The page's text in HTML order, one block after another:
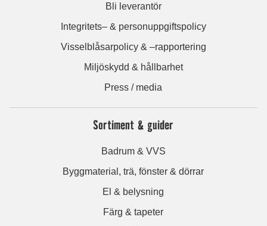
Bli leverantör
Integritets– & personuppgiftspolicy
Visselblåsarpolicy & –rapportering
Miljöskydd & hållbarhet
Press / media
Sortiment & guider
Badrum & VVS
Byggmaterial, trä, fönster & dörrar
El & belysning
Färg & tapeter